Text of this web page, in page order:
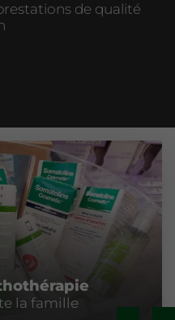
de qualité
la famille